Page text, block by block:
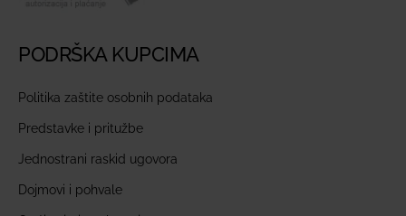
PODRŠKA KUPCIMA
Politika zaštite osobnih podataka
Predstavke i pritužbe
Jednostrani raskid ugovora
Dojmovi i pohvale